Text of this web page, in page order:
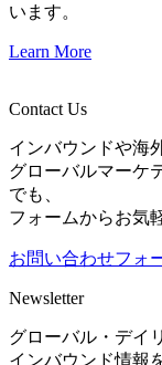
います。
Learn More
Contact Us
インバウンドや海
グローバルマーケ
でも、
フォームからお気
お問い合わせフォ
Newsletter
グローバル・デイ
インバウンド情報